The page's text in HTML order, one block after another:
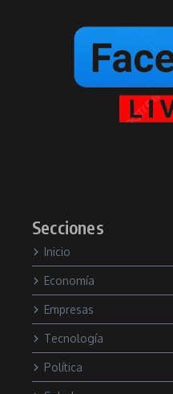
Secciones
Inicio
Economía
Empresas
Tecnología
Política